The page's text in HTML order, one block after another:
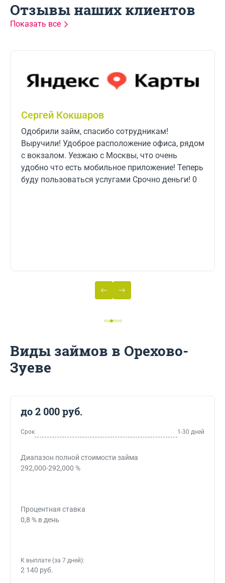
Отзывы наших клиентов
Показать все
офиса, рядом
очень
Теперь
деньги! 0
User-26136657404
Случились небольшие трудности
обратилась в СрочноДеньги.
считанные минуты, тут же
погасила без процентов за 7 дней. Прозрачные
условия, все четко и быстро.
Виды займов в Орехово-
Зуеве
до 2 000 руб.
Срок 1-30 дней
Диапазон полной стоимости займа
292,000-292,000 %
Процентная ставка
0,8 % в день
К выплате (за 7 дней):
2 140 руб.